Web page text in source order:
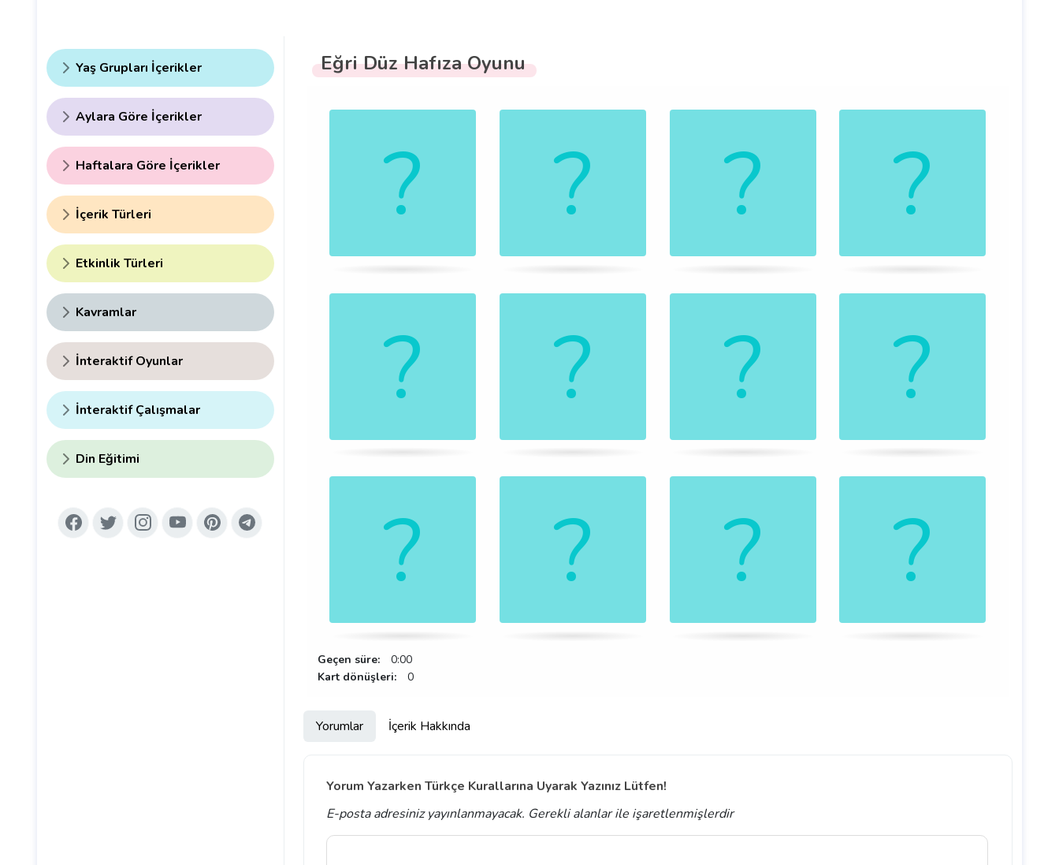
Yaş Grupları İçerikler
Aylara Göre İçerikler
Haftalara Göre İçerikler
İçerik Türleri
Etkinlik Türleri
Kavramlar
İnteraktif Oyunlar
İnteraktif Çalışmalar
Din Eğitimi
Eğri Düz Hafıza Oyunu
oyunu.
Geçen süre: 0:00
Kart dönüşleri: 0
Yorumlar İçerik Hakkında
Yorum Yazarken Türkçe Kurallarına Uyarak Yazınız Lütfen!
E-posta adresiniz yayınlanmayacak. Gerekli alanlarile işaretlenmişlerdir